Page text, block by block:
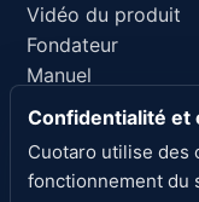
Vidéo du produit
Fondateur
Manuel
Support
LIENS LÉGAUX
Confidentialité et
Cuotaro utilise des
fonctionnement du